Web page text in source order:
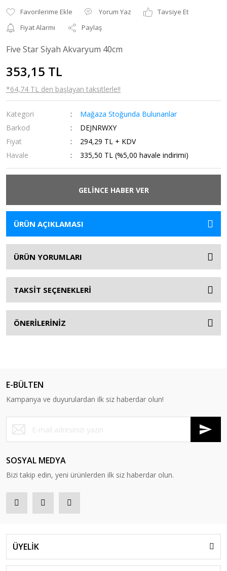
Yorum Yaz
Tavsiye Et
Fiyat Alarmı
Paylaş
Five Star Siyah Akvaryum 40cm
353,15 TL
*64,74 TL den başlayan taksitlerle!!
Kategori
Mağaza Stoğunda Bulunanlar
Barkod
DEJNRWXY
Fiyat
294,29 TL + KDV
Havale
335,50 TL (%5,00 havale indirimi)
GELİNCE HABER VER
ÜRÜN AÇIKLAMASI
ÜRÜN YORUMLARI
TAKSİT SEÇENEKLERİ
ÖNERİLERİNİZ
E-BÜLTEN
Kampanya ve duyurulardan ilk siz haberdar olun!
SOSYAL MEDYA
Bizi takip edin, yeni ürünlerden ilk siz haberdar olun.
ÜYELİK